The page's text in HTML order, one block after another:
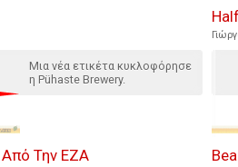
Μια νέα ετικέτα κυκλοφόρησε
η Pühaste Brewery.
Την ΕΖΑ